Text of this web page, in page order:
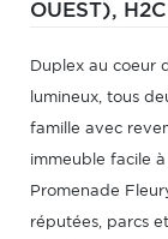
OUEST),
Duplex au coeur
lumineux, tous
famille avec
immeuble facile
Promenade
réputées, parcs